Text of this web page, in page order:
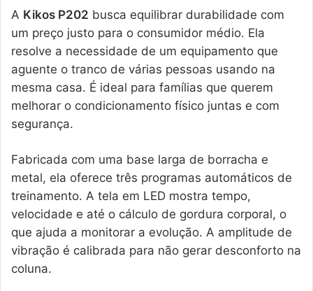
A Kikos P202 busca equilibrar durabilidade com
um preço justo para o consumidor médio. Ela
resolve a necessidade de um equipamento que
aguente o tranco de várias pessoas usando na
mesma casa. É ideal para famílias que querem
melhorar o condicionamento físico juntas e com
segurança.
Fabricada com uma base larga de borracha e
metal, ela oferece três programas automáticos de
treinamento. A tela em LED mostra tempo,
velocidade e até o cálculo de gordura corporal, o
que ajuda a monitorar a evolução. A amplitude de
vibração é calibrada para não gerar desconforto na
coluna.